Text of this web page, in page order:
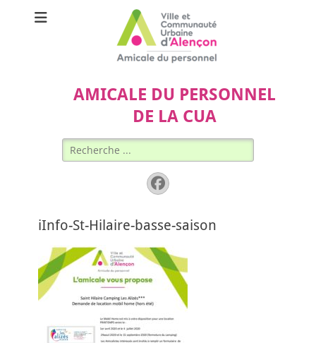
AMICALE DU PERSONNEL
DE LA CUA
Rechercher :
Facebook
iInfo-St-Hilaire-basse-saison